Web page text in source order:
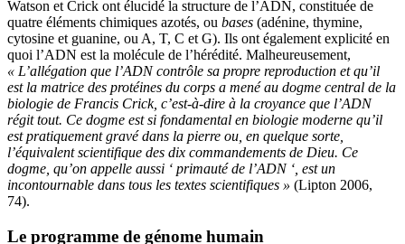
Watson et Crick ont élucidé la structure de l’ADN, constituée de
quatre éléments chimiques azotés, ou bases (adénine, thymine,
cytosine et guanine, ou A, T, C et G). Ils ont également explicité en
quoi l’ADN est la molécule de l’hérédité. Malheureusement,
« L’allégation que l’ADN contrôle sa propre reproduction et qu’il
est la matrice des protéines du corps a mené au dogme central de la
biologie de Francis Crick, c’est-à-dire à la croyance que l’ADN
régit tout. Ce dogme est si fondamental en biologie moderne qu’il
est pratiquement gravé dans la pierre ou, en quelque sorte,
l’équivalent scientifique des dix commandements de Dieu. Ce
dogme, qu’on appelle aussi ‘ primauté de l’ADN ‘, est un
incontournable dans tous les textes scientifiques » (Lipton 2006,
74).
Le programme de génome humain